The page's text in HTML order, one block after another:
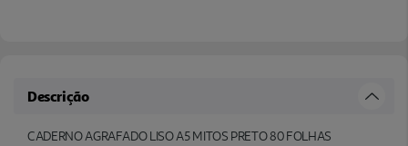
Descrição
CADERNO AGRAFADO LISO A5 MITOS PRETO 80 FOLHAS